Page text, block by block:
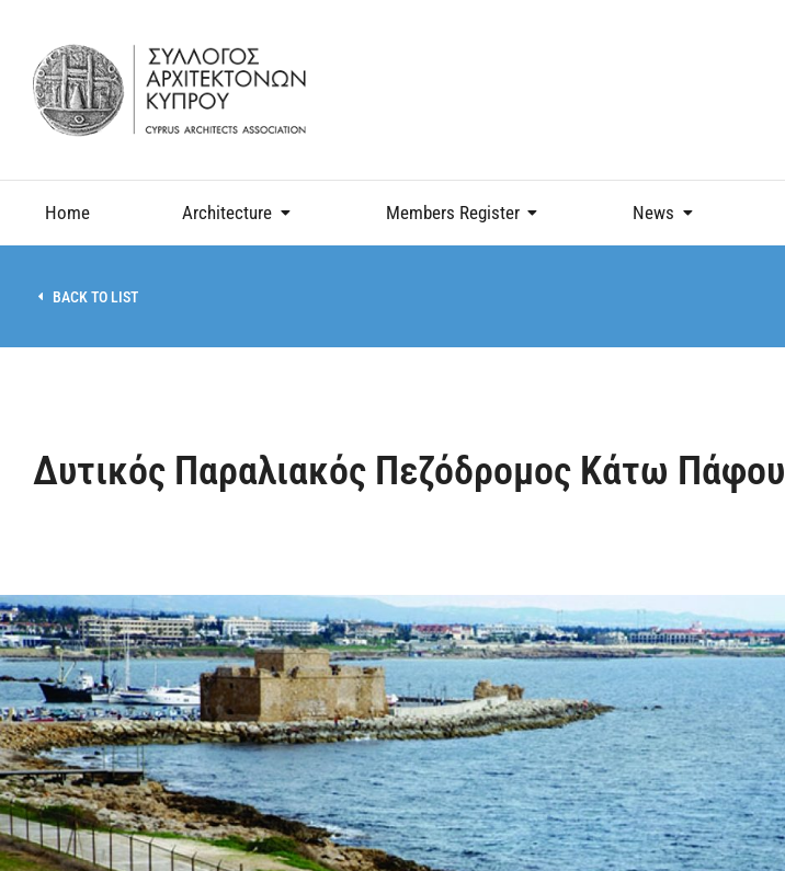
Home Architecture Members Register News
BACK TO LIST
Δυτικός Παραλιακός Πεζόδρομος Κάτω Πάφου